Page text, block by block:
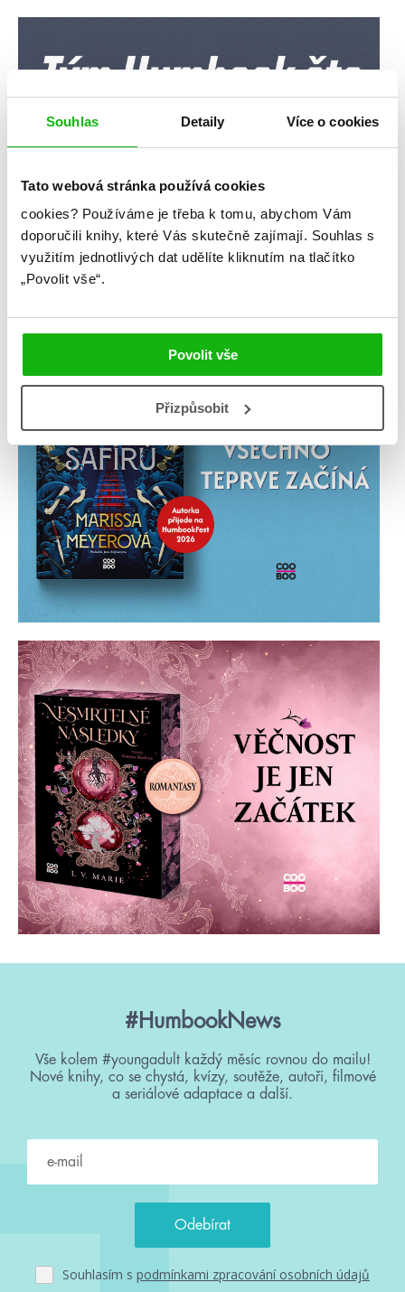
Souhlas Detaily Více o cookies
Tato webová stránka používá cookies
cookies? Používáme je třeba k tomu, abychom Vám
doporučili knihy, které Vás skutečně zajímají. Souhlas s
využitím jednotlivých dat udělíte kliknutím na tlačítko
„Povolit vše“.
Povolit vše
Přizpůsobit
#HumbookNews
Vše kolem #youngadult každý měsíc rovnou do mailu!
Nové knihy, co se chystá, kvízy, soutěže, autoři, filmové
a seriálové adaptace a další.
Souhlasím s podmínkami zpracování osobních údajů